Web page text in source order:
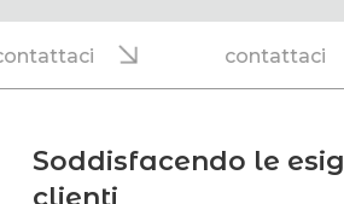
Tuttavia, è evidente che la
contattaci
Soddisfacendo le
clienti